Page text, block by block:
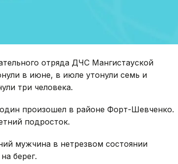
отряда ДЧС Мангистауской
в июне, в июле утонули семь и
три человека.
произошел в районе Форт-Шевченко.
подросток.
мужчина в нетрезвом состоянии
берег.